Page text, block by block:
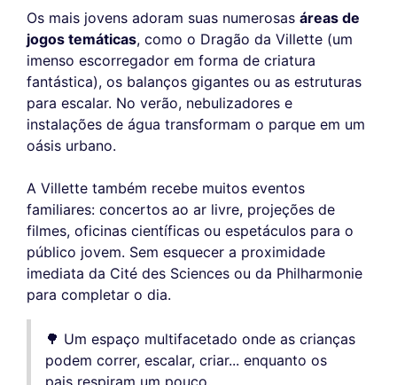
Os mais jovens adoram suas numerosas áreas de
jogos temáticas, como o Dragão da Villette (um
imenso escorregador em forma de criatura
fantástica), os balanços gigantes ou as estruturas
para escalar. No verão, nebulizadores e
instalações de água transformam o parque em um
oásis urbano.
A Villette também recebe muitos eventos
familiares: concertos ao ar livre, projeções de
filmes, oficinas científicas ou espetáculos para o
público jovem. Sem esquecer a proximidade
imediata da Cité des Sciences ou da Philharmonie
para completar o dia.
🌳 Um espaço multifacetado onde as crianças
podem correr, escalar, criar... enquanto os
pais respiram um pouco.